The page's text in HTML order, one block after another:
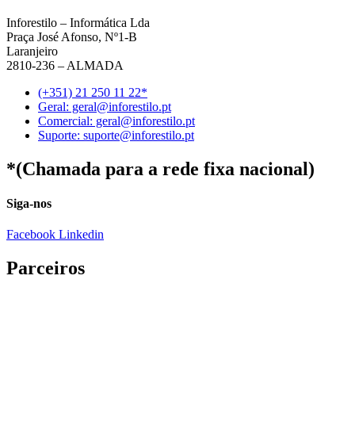
Inforestilo – Informática Lda
Praça José Afonso, Nº1-B
Laranjeiro
2810-236 – ALMADA
(+351) 21 250 11 22*
Geral: geral@inforestilo.pt
Comercial: geral@inforestilo.pt
Suporte: suporte@inforestilo.pt
*(Chamada para a rede fixa nacional)
Siga-nos
Facebook Linkedin
Parceiros